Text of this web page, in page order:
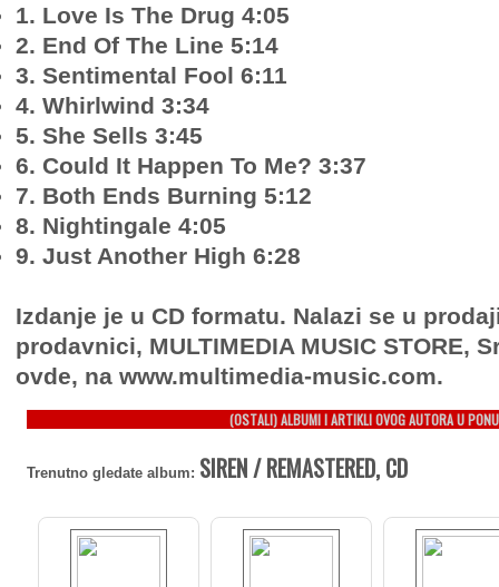
1. Love Is The Drug 4:05
2. End Of The Line 5:14
3. Sentimental Fool 6:11
4. Whirlwind 3:34
5. She Sells 3:45
6. Could It Happen To Me? 3:37
7. Both Ends Burning 5:12
8. Nightingale 4:05
9. Just Another High 6:28
Izdanje je u CD formatu. Nalazi se u
prodavnici, MULTIMEDIA MUSIC STORE,
ovde, na www.multimedia-music.com.
(OSTALI) ALBUMI I ARTIKLI OVOG AUTORA U
Trenutno gledate album: SIREN / REMASTERED, CD